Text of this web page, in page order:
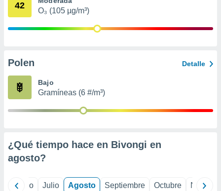
publicidad
de
1199
42
O₃ (105 µg/m³)
Polen Detalle
Bajo
Gramíneas (6 #/m³)
¿Qué tiempo hace en Bivongi en
agosto?
Junio Julio Agosto Septiembre Octubre